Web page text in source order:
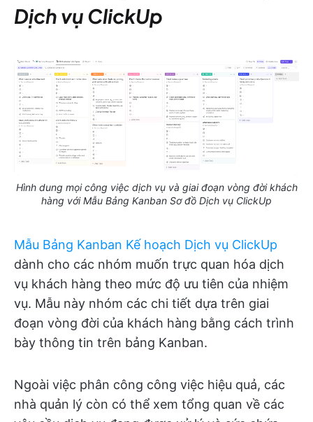
Dịch vụ ClickUp
Hình dung mọi công việc dịch vụ và giai đoạn vòng đời khách
hàng với Mẫu Bảng Kanban Sơ đồ Dịch vụ ClickUp
Mẫu Bảng Kanban Kế hoạch Dịch vụ ClickUp
dành cho các nhóm muốn trực quan hóa dịch
vụ khách hàng theo mức độ ưu tiên của nhiệm
vụ. Mẫu này nhóm các chi tiết dựa trên giai
đoạn vòng đời của khách hàng bằng cách trình
bày thông tin trên bảng Kanban.
Ngoài việc phân công công việc hiệu quả, các
nhà quản lý còn có thể xem tổng quan về các